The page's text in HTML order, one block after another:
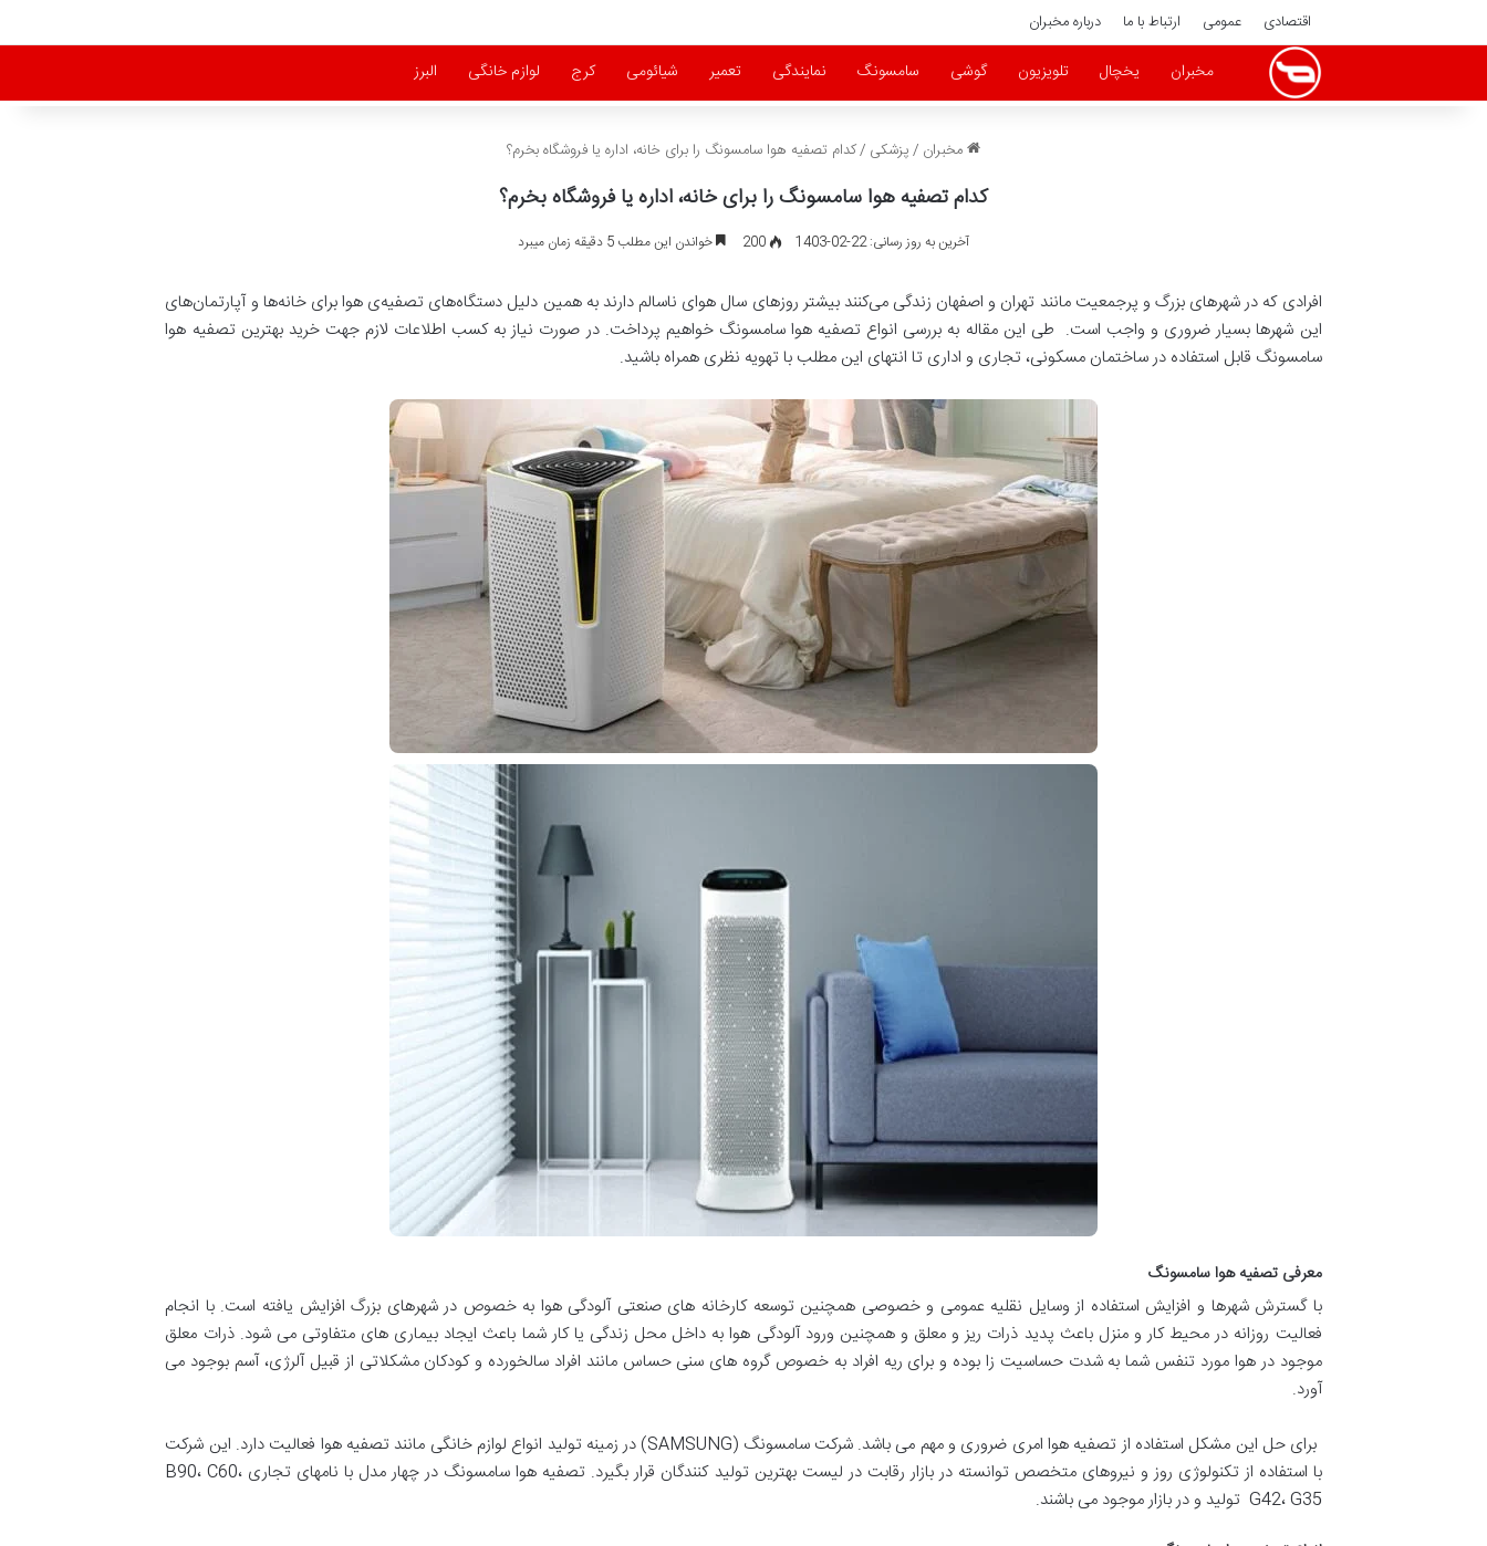
اقتصادی عمومی ارتباط با ما درباره مخبران
مخبران یخچال تلویزیون گوشی سامسونگ نمایندگی تعمیر شیائومی کرج لوازم خانگی البرز
مخبران /پزشکی /کدام تصفيه هوا سامسونگ را برای خانه، اداره یا فروشگاه بخرم؟
کدام تصفيه هوا سامسونگ را برای خانه، اداره یا فروشگاه بخرم؟
آخرین به روز رسانی: 22-02-1403 200 خواندن این مطلب 5 دقیقه زمان میبرد
افرادی که در شهرهای بزرگ و پرجمعیت مانند تهران و اصفهان زندگی می‌کنند بیشتر روزهای سال هوای ناسالم دارند به همین دلیل دستگاه‌های تصفیه‌ی هوا برای خانه‌ها و آپارتمان‌های
این شهرها بسیار ضروری و واجب است. طی این مقاله به بررسی انواع تصفيه هوا سامسونگ خواهیم پرداخت. در صورت نیاز به کسب اطلاعات لازم جهت خرید بهترین تصفيه هوا
سامسونگ قابل استفاده در ساختمان مسکونی، تجاری و اداری تا انتهای این مطلب با تهویه نظری همراه باشید.
معرفی تصفيه هوا سامسونگ
با گسترش شهرها و افزایش استفاده از وسایل نقلیه عمومی و خصوصی همچنین توسعه کارخانه های صنعتی آلودگی هوا به خصوص در شهرهای بزرگ افزایش یافته است. با انجام
فعالیت روزانه در محیط کار و منزل باعث پدید ذرات ریز و معلق و همچنین ورود آلودگی هوا به داخل محل زندگی یا کار شما باعث ایجاد بیماری های متفاوتی می شود. ذرات معلق
موجود در هوا مورد تنفس شما به شدت حساسیت زا بوده و برای ریه افراد به خصوص گروه های سنی حساس مانند افراد سالخورده و کودکان مشکلاتی از قبیل آلرژی، آسم بوجود می
آورد.
برای حل این مشکل استفاده از تصفیه هوا امری ضروری و مهم می باشد. شرکت سامسونگ (SAMSUNG) در زمینه تولید انواع لوازم خانگی مانند تصفیه هوا فعالیت دارد. این شرکت
با استفاده از تکنولوژی روز و نیروهای متخصص توانسته در بازار رقابت در لیست بهترین تولید کنندگان قرار بگیرد. تصفیه هوا سامسونگ در چهار مدل با نامهای تجاری B90، C60،
G42، G35 تولید و در بازار موجود می باشند.